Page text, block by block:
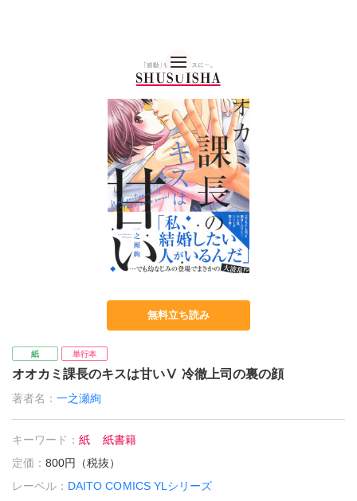
無料立ち読み
紙 単行本
オオカミ課長のキスは甘いⅤ 冷徹上司の裏の顔
著者名：一之瀬絢
キーワード：紙
紙書籍
定価：800円（税抜）
レーベル： DAITO COMICS YLシリーズ